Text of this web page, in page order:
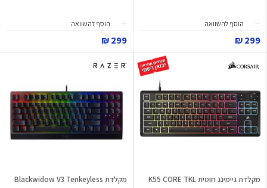
הוסף להשוואה
299 ₪
הוסף להשוואה
299 ₪
מקלדת גיימינג חוטית K55 CORE TKL מקלדת Blackwidow V3 Tenkeyless